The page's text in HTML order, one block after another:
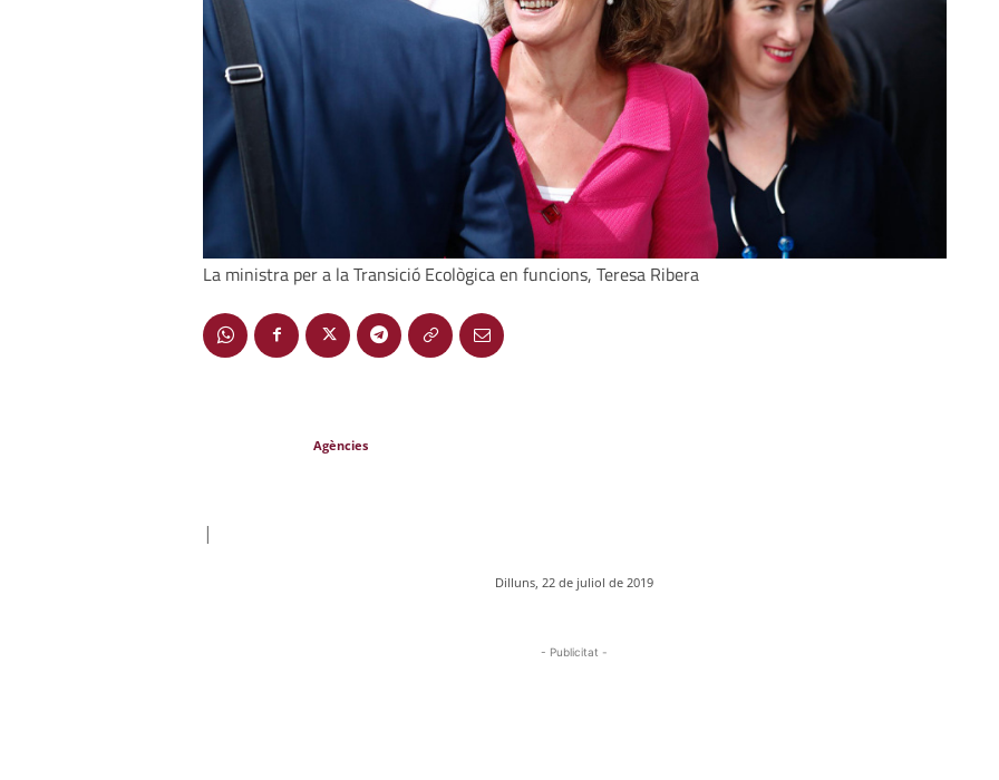
La ministra per a la Transició Ecològica en funcions, Teresa Ribera
Agències
|
Dilluns, 22 de juliol de 2019
- Publicitat -